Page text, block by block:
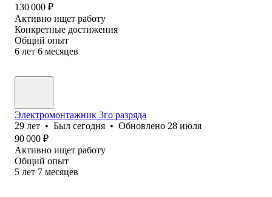
130 000 ₽
Активно ищет работу
Конкретные достижения
Общий опыт
6 лет 6 месяцев
Электромонтажник 3го разряда
29 лет • Был сегодня • Обновлено 28 июля
90 000 ₽
Активно ищет работу
Общий опыт
5 лет 7 месяцев